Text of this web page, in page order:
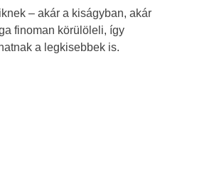
– akár a kiságyban, akár
finoman körülöleli, így
a legkisebbek is.